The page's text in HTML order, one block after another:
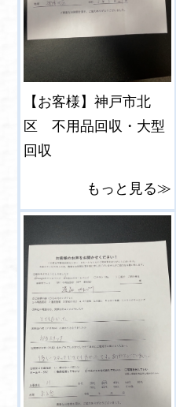
【お客様】神戸市北
区 不用品回収・大型
回収
もっと見る≫